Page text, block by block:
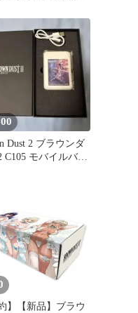
Dust 2 ブラウンダ
C105 モバイルバッ
】【新品】ブラウ